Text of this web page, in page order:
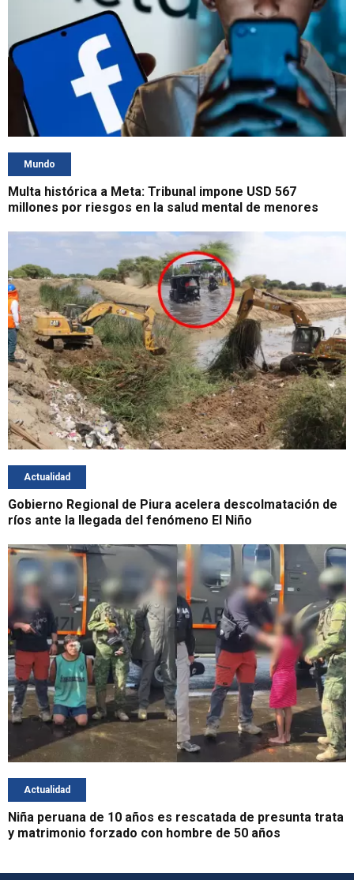
Mundo
Multa histórica a Meta: Tribunal impone USD 567
millones por riesgos en la salud mental de menores
Actualidad
Gobierno Regional de Piura acelera descolmatación de
ríos ante la llegada del fenómeno El Niño
Actualidad
Niña peruana de 10 años es rescatada de presunta trata
y matrimonio forzado con hombre de 50 años